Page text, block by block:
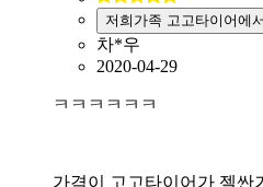
저희가족 고고타이어에
차*우
2020-04-29
ㅋㅋㅋㅋㅋㅋ
가격이 고고타이어가 젤싼